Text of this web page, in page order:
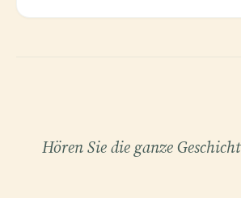
Hören Sie die ganze